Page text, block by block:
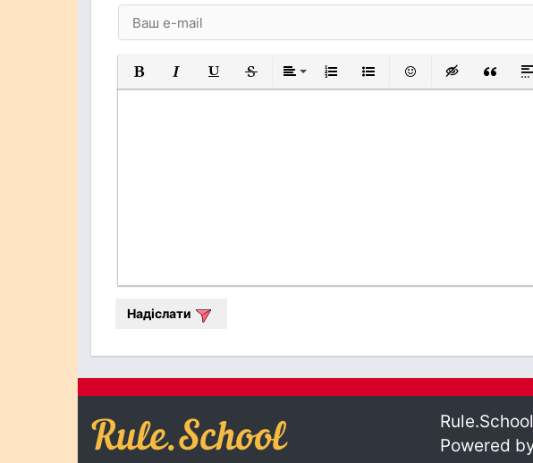
ЖирнийКурсивПідкреслений
ЗакресленийВирівнювання
Нумерований список
Маркований список
смайлиInsert hidden
Insert
Надіслати
Powered